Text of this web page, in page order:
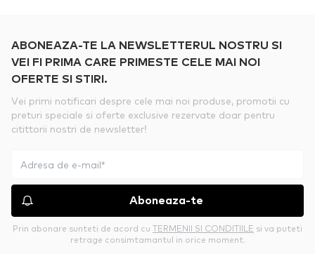
ABONEAZA-TE LA NEWSLETTERUL NOSTRU SI
VEI FI PRIMA CARE PRIMESTE CELE MAI NOI
OFERTE SI STIRI.
Vei primi notificari despre cele mai noi produse, promotii cu
preturi speciale si oferte exclusive rezervate doar pentru
citittorii nostri de newsletter!
Aboneaza-te
Prin abonare sunteti de acord cu TERMENII SI CONDITIILE si va puteti
retrage consimtamantul in orice moment.